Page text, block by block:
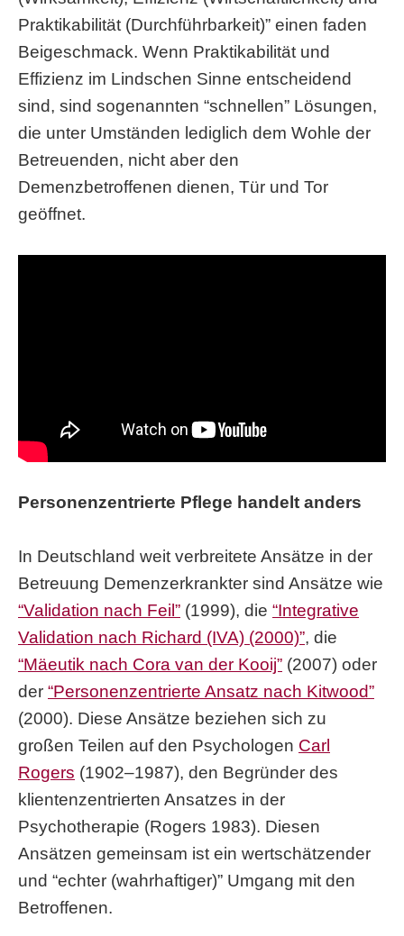
Praktikabilität (Durchführbarkeit)” einen faden
Beigeschmack. Wenn Praktikabilität und
Effizienz im Lindschen Sinne entscheidend
sind, sind sogenannten “schnellen” Lösungen,
die unter Umständen lediglich dem Wohle der
Betreuenden, nicht aber den
Demenzbetroffenen dienen, Tür und Tor
geöffnet.
Personenzentrierte Pflege handelt anders
In Deutschland weit verbreitete Ansätze in der
Betreuung Demenzerkrankter sind Ansätze wie
“Validation nach Feil” (1999), die “Integrative
Validation nach Richard (IVA) (2000)”, die
“Mäeutik nach Cora van der Kooij” (2007) oder
der “Personenzentrierte Ansatz nach Kitwood”
(2000). Diese Ansätze beziehen sich zu
großen Teilen auf den Psychologen Carl
Rogers (1902–1987), den Begründer des
klientenzentrierten Ansatzes in der
Psychotherapie (Rogers 1983). Diesen
Ansätzen gemeinsam ist ein wertschätzender
und “echter (wahrhaftiger)” Umgang mit den
Betroffenen.